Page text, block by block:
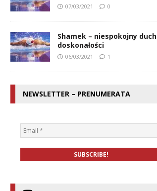
07/03/2021 0
Shamek – niespokojny duch
doskonałości
06/03/2021 1
NEWSLETTER – PRENUMERATA